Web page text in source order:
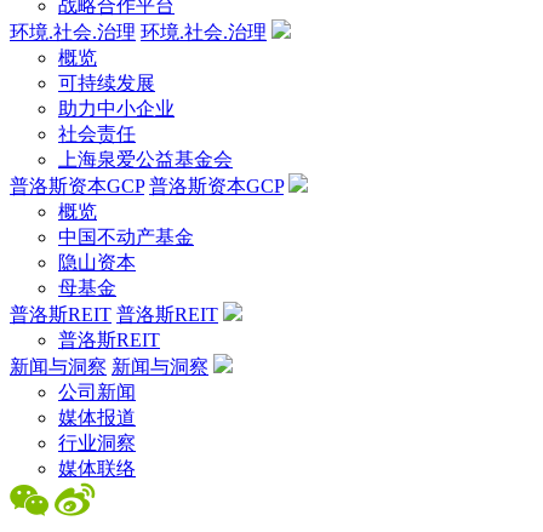
战略合作平台
环境.社会.治理 环境.社会.治理
概览
可持续发展
助力中小企业
社会责任
上海泉爱公益基金会
普洛斯资本GCP 普洛斯资本GCP
概览
中国不动产基金
隐山资本
母基金
普洛斯REIT 普洛斯REIT
普洛斯REIT
新闻与洞察 新闻与洞察
公司新闻
媒体报道
行业洞察
媒体联络